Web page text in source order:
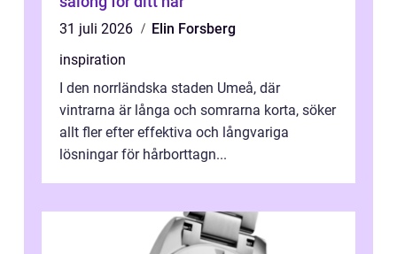
31 juli 2026
Elin Forsberg
inspiration
I den norrländska staden Umeå, där
vintrarna är långa och somrarna korta, söker
allt fler efter effektiva och långvariga
lösningar för hårborttagn...